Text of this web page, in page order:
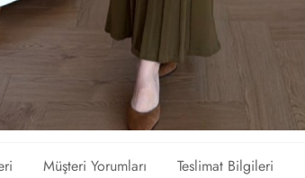
Müşteri Yorumları Teslimat Bilgileri